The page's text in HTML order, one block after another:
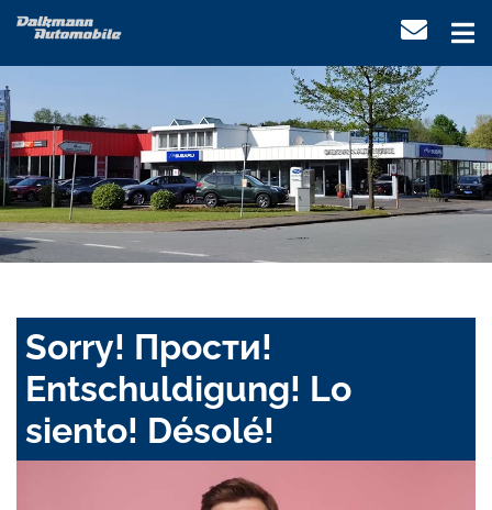
Sorry! Прости!
Entschuldigung! Lo
siento! Désolé!